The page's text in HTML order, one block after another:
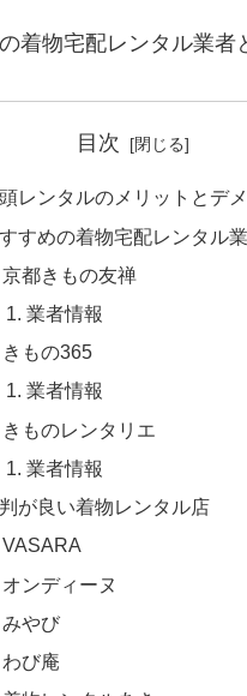
着物宅配レンタル業者
目次
レンタルのメリットとデ
すめの着物宅配レンタル
京都きもの友禅
業者情報
きもの365
業者情報
きものレンタリエ
業者情報
が良い着物レンタル店
VASARA
オンディーヌ
みやび
わび庵